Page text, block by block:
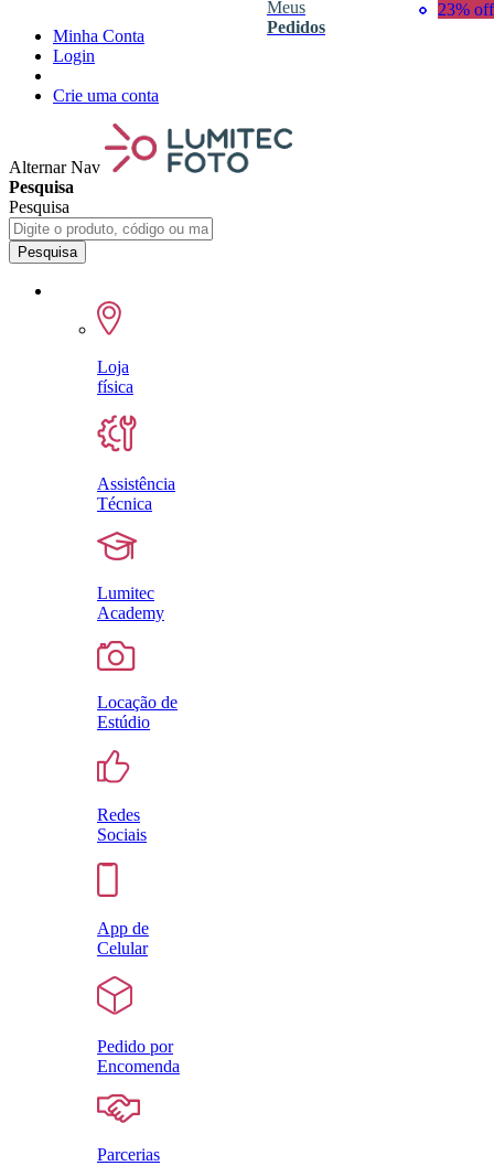
Minha Conta
Login
Crie uma conta
Alternar Nav
Pesquisa
Pesquisa
Pesquisa
Loja
física
Assistência
Técnica
Lumitec
Academy
Locação de
Estúdio
Redes
Sociais
App de
Celular
Pedido por
Encomenda
Parcerias
Meus
Pedidos
44% off
40% off
18% off
34% off
22% off
23% off